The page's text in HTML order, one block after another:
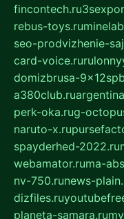
fincontech.ru
rebus-toys.ru
seo-prodvizhenie-
card-voice.ru
domizbrusa-
a380club.ru
perk-oka.rug-
naruto-x.ru
spayderhed-2022.ru
webamator.ruma-
nv-750.runews-
dizfiles.ru
planeta-samara.ru